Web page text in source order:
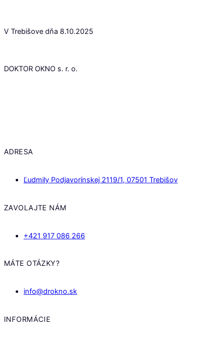
V Trebišove dňa 8.10.2025
DOKTOR OKNO s. r. o.
ADRESA
Ľudmily Podjavorínskej 2119/1, 07501 Trebišov
ZAVOLAJTE NÁM
+421 917 086 266
MÁTE OTÁZKY?
info@drokno.sk
INFORMÁCIE